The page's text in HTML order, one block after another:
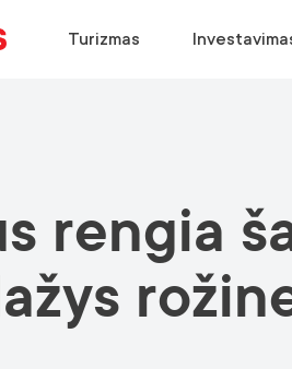
Turizmas
sostinė
rengia